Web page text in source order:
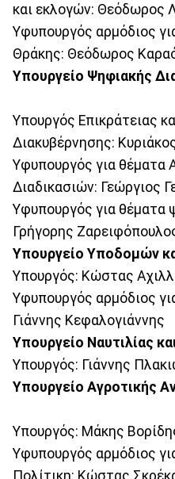
και εκλογών: Θεόδωρος
Υφυπουργός αρμόδιος
Θράκης: Θεόδωρος
Υπουργείο Ψηφιακής
Υπουργός Επικράτειας
Διακυβέρνησης:
Υφυπουργός για θέματα
Διαδικασιών: Γεώργιος
Υφυπουργός για θέματα
Γρήγορης
Υπουργείο Υποδομών
Υπουργός: Κώστας
Υφυπουργός αρμόδιος
Γιάννης Κεφαλογιάννης
Υπουργείο Ναυτιλίας
Υπουργός: Γιάννης
Υπουργείο Αγροτικής
Υπουργός: Μάκης
Υφυπουργός αρμόδιος
Πολίτικη: Κώστας